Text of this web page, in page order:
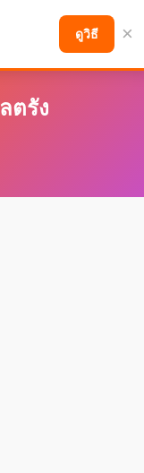
ตรัง
ดูวิธี ×